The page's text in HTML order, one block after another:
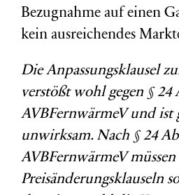
Bezugnahme auf einen
kein ausreichendes
Die Anpassungsklausel
verstößt wohl gegen § 24
AVBFernwärmeV und ist
unwirksam. Nach § 24
AVBFernwärmeV müssen
Preisänderungsklauseln